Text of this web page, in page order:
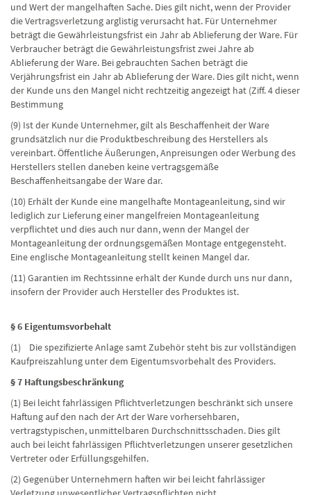
und Wert der mangelhaften Sache. Dies gilt nicht, wenn der Provider
die Vertragsverletzung arglistig verursacht hat. Für Unternehmer
beträgt die Gewährleistungsfrist ein Jahr ab Ablieferung der Ware. Für
Verbraucher beträgt die Gewährleistungsfrist zwei Jahre ab
Ablieferung der Ware. Bei gebrauchten Sachen beträgt die
Verjährungsfrist ein Jahr ab Ablieferung der Ware. Dies gilt nicht, wenn
der Kunde uns den Mangel nicht rechtzeitig angezeigt hat (Ziff. 4 dieser
Bestimmung
(9) Ist der Kunde Unternehmer, gilt als Beschaffenheit der Ware
grundsätzlich nur die Produktbeschreibung des Herstellers als
vereinbart. Öffentliche Äußerungen, Anpreisungen oder Werbung des
Herstellers stellen daneben keine vertragsgemäße
Beschaffenheitsangabe der Ware dar.
(10) Erhält der Kunde eine mangelhafte Montageanleitung, sind wir
lediglich zur Lieferung einer mangelfreien Montageanleitung
verpflichtet und dies auch nur dann, wenn der Mangel der
Montageanleitung der ordnungsgemäßen Montage entgegensteht.
Eine englische Montageanleitung stellt keinen Mangel dar.
(11) Garantien im Rechtssinne erhält der Kunde durch uns nur dann,
insofern der Provider auch Hersteller des Produktes ist.
§ 6 Eigentumsvorbehalt
(1) Die spezifizierte Anlage samt Zubehör steht bis zur vollständigen
Kaufpreiszahlung unter dem Eigentumsvorbehalt des Providers.
§ 7 Haftungsbeschränkung
(1) Bei leicht fahrlässigen Pflichtverletzungen beschränkt sich unsere
Haftung auf den nach der Art der Ware vorhersehbaren,
vertragstypischen, unmittelbaren Durchschnittsschaden. Dies gilt
auch bei leicht fahrlässigen Pflichtverletzungen unserer gesetzlichen
Vertreter oder Erfüllungsgehilfen.
(2) Gegenüber Unternehmern haften wir bei leicht fahrlässiger